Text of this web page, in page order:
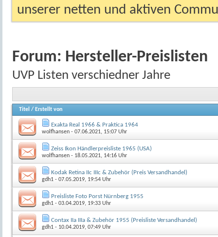
unserer netten und aktiven
Forum: Hersteller-Preislisten
UVP Listen verschiedner Jahre
Titel / Erstellt von
Exakta Real 1966 & Praktica 1964
wolfhansen - 07.06.2021, 15:07 Uhr
Zeiss Ikon Händlerpreisliste 1965 (USA)
wolfhansen - 18.05.2021, 14:16 Uhr
Kodak Retina IIc IIIc & Zubehör (Preis Versandhandel)
gdh1 - 07.05.2019, 19:54 Uhr
Preisliste Foto Porst Nürnberg 1955
gdh1 - 03.04.2019, 19:33 Uhr
Contax IIa IIIa & Zubehör 1955 (Preisliste Versandhandel)
gdh1 - 10.04.2019, 07:49 Uhr